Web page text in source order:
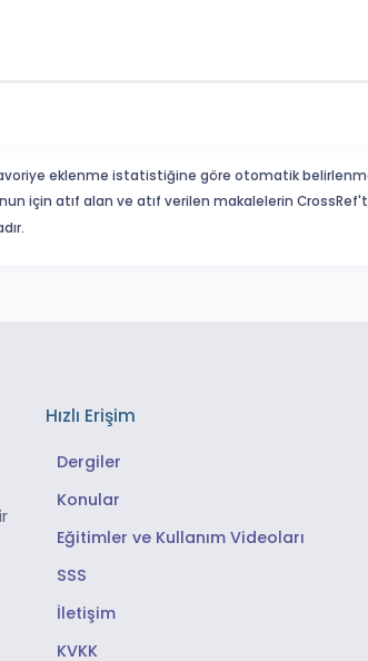
eklenme istatistiğine göre otomatik
için atıf alan ve atıf verilen makalelerin
Hızlı Erişim
Dergiler
Konular
Eğitimler ve Kullanım Videoları
SSS
İletişim
KVKK